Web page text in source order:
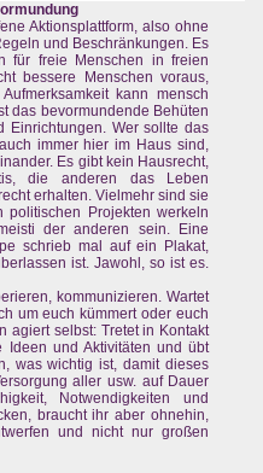
Aktionsplattform, also ohne
und Beschränkungen. Es
für freie Menschen in freien
bessere Menschen voraus,
kann mensch
das bevormundende Behüten
Einrichtungen. Wer sollte das
immer hier im Haus sind,
Es gibt kein Hausrecht,
die anderen das Leben
erhalten. Vielmehr sind sie
Projekten werkeln
der anderen sein. Eine
schrieb mal auf ein Plakat,
ist. Jawohl, so ist es.
kommunizieren. Wartet
um euch kümmert oder euch
agiert selbst: Tretet in Kontakt
Ideen und Aktivitäten und übt
was wichtig ist, damit dieses
aller usw. auf Dauer
Notwendigkeiten und
braucht ihr aber ohnehin,
und nicht nur großen